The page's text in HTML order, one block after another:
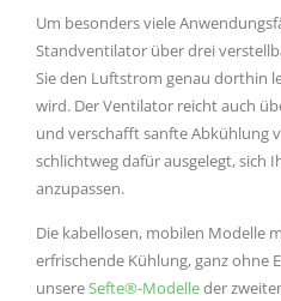
Um besonders viele
Standventilator über drei
Sie den Luftstrom genau dorthin
wird. Der Ventilator reicht auch
und verschafft sanfte Abkühlung
schlichtweg dafür ausgelegt, sich
anzupassen.
Die kabellosen, mobilen Modelle
erfrischende Kühlung, ganz ohne
unsereSefte®-Modelleder